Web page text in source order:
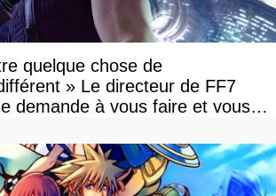
quelque chose de
» Le directeur de FF7
demande à vous faire et vous